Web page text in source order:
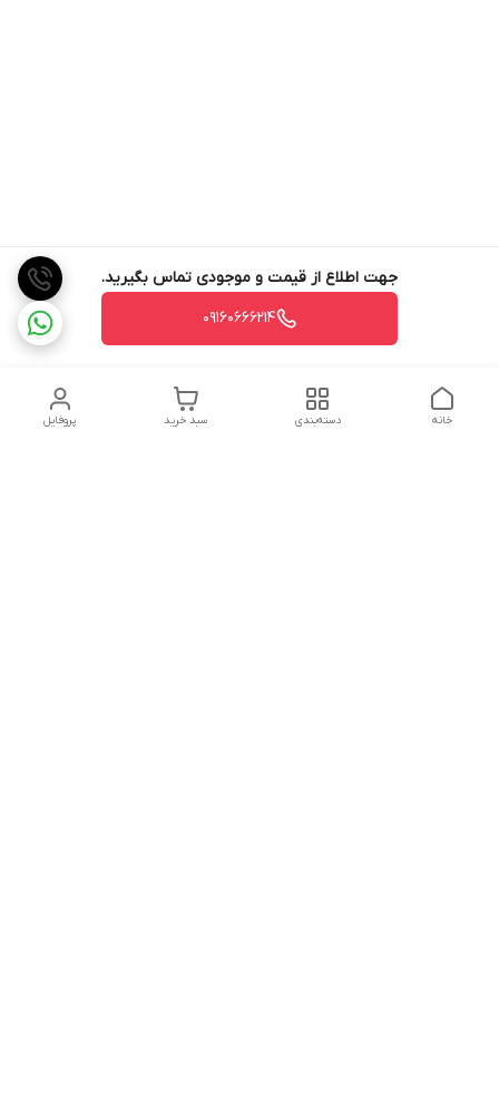
جهت اطلاع از قیمت و موجودی تماس بگیرید.
09160666214
پروفایل سبد خرید دسته‌بندی خانه